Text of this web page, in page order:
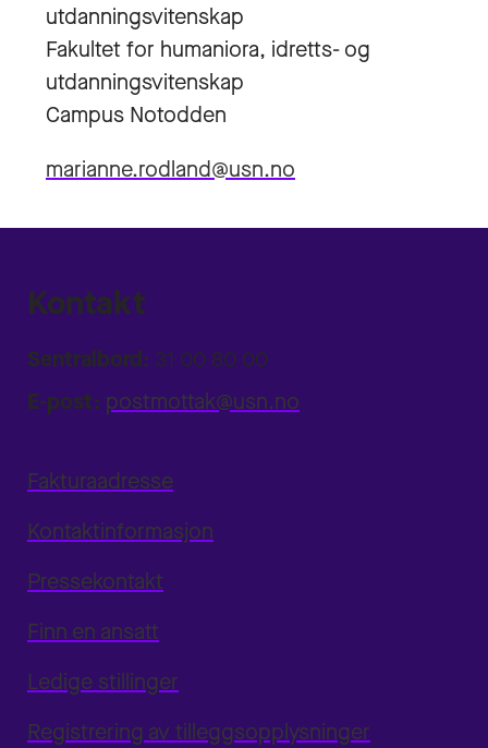
utdanningsvitenskap
Fakultet for humaniora, idretts- og
utdanningsvitenskap
Campus Notodden
marianne.rodland@usn.no
Kontakt
Sentralbord: 31 00 80 00
E-post: postmottak@usn.no
Fakturaadresse
Kontaktinformasjon
Pressekontakt
Finn en ansatt
Ledige stillinger
Registrering av tilleggsopplysninger